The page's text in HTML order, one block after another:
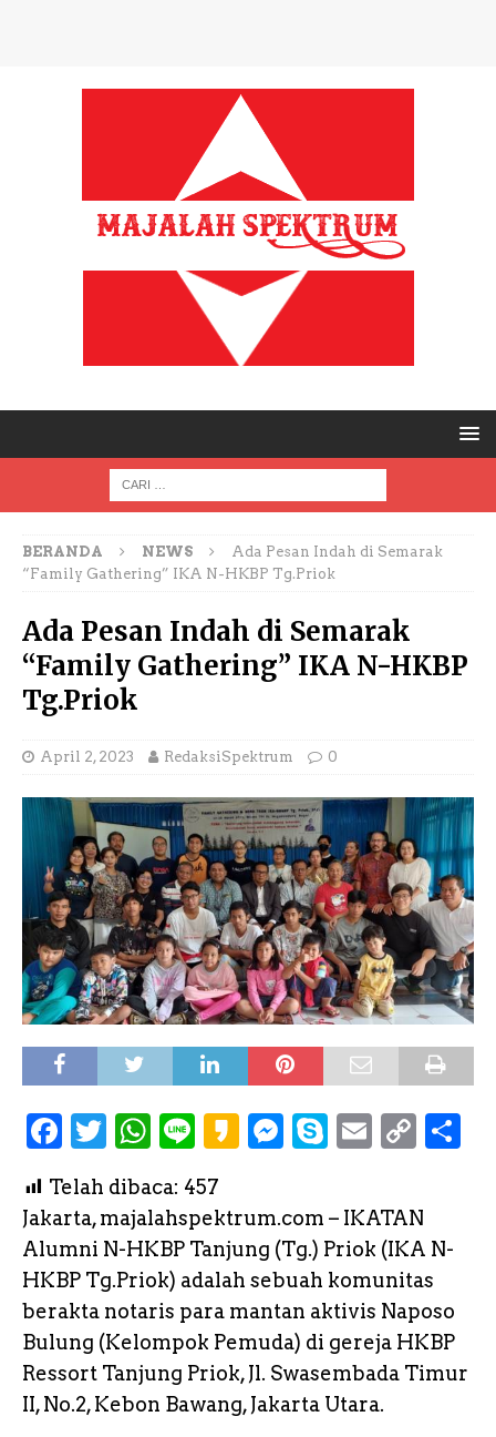
BERANDA NEWS
Ada Pesan Indah di Semarak
“Family Gathering” IKA N-HKBP Tg.Priok
Ada Pesan Indah di Semarak
“Family Gathering” IKA N-HKBP
Tg.Priok
April 2, 2023 RedaksiSpektrum 0
F
c
e
b
o
o
k
T
it
te
r
W
a
ts
A
p
p
L
n
e
K
a
o
M
s
e
n
g
e
r
S
y
p
e
E
a
il
C
p
y
L
i
n
k
Telah dibaca: 457
Jakarta, majalahspektrum.com – IKATAN
Alumni N-HKBP Tanjung (Tg.) Priok (IKA N-
HKBP Tg.Priok) adalah sebuah komunitas
berakta notaris para mantan aktivis Naposo
Bulung (Kelompok Pemuda) di gereja HKBP
Ressort Tanjung Priok, Jl. Swasembada Timur
II, No.2, Kebon Bawang, Jakarta Utara.